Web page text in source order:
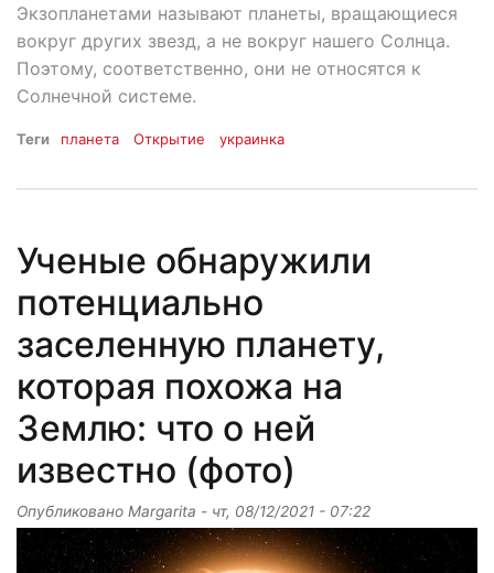
Экзопланетами называют планеты, вращающиеся
вокруг других звезд, а не вокруг нашего Солнца.
Поэтому, соответственно, они не относятся к
Солнечной системе.
Теги планета Открытие украинка
Ученые обнаружили
потенциально
заселенную планету,
которая похожа на
Землю: что о ней
известно (фото)
Опубликовано Margarita - чт, 08/12/2021 - 07:22